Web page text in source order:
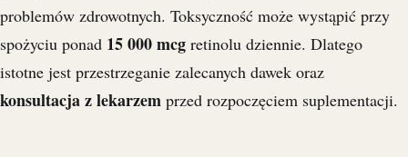
problemów zdrowotnych. Toksyczność może wystąpić przy
spożyciu ponad 15 000 mcg retinolu dziennie. Dlatego
istotne jest przestrzeganie zalecanych dawek oraz
konsultacja z lekarzem przed rozpoczęciem suplementacji.